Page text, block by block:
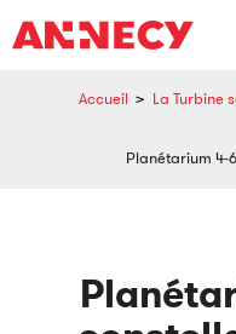
Accueil > La Turbine
Planétarium 4-